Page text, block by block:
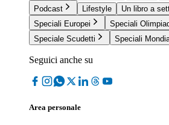
Podcast
Lifestyle
Un libro a
Speciali Europei
Speciali
Speciale Scudetti
Speciali
Seguici anche su
Area personale